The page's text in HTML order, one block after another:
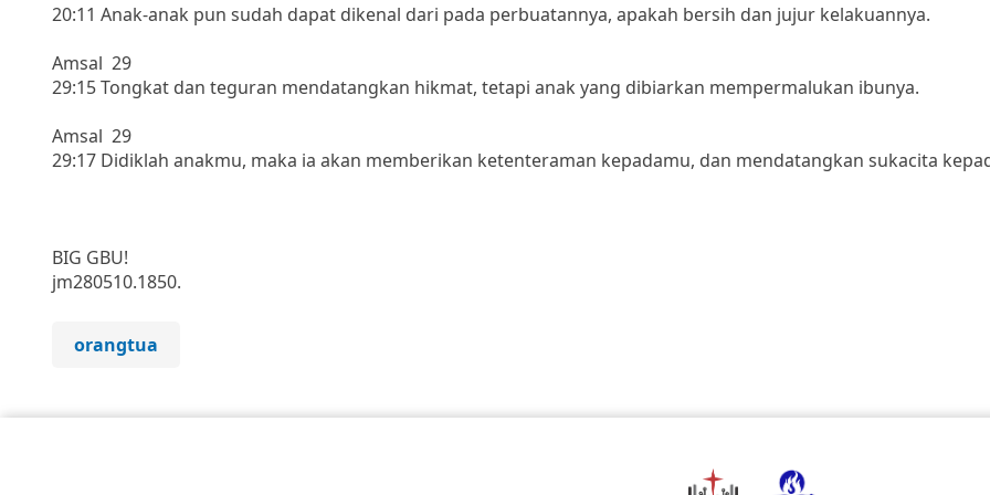
20:11 Anak-anak pun sudah dapat dikenal dari pada perbuatannya, apakah bersih dan jujur kelakuannya.
Amsal 29
29:15 Tongkat dan teguran mendatangkan hikmat, tetapi anak yang dibiarkan mempermalukan ibunya.
Amsal 29
29:17 Didiklah anakmu, maka ia akan memberikan ketenteraman kepadamu, dan mendatangkan sukacita
BIG GBU!
jm280510.1850.
orangtua